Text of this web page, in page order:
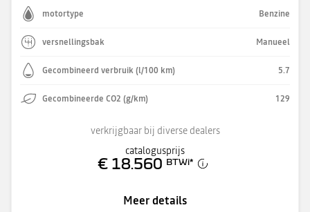
motortype Benzine
versnellingsbak Manueel
Gecombineerd verbruik (l/100 km) 5.7
Gecombineerde CO2 (g/km) 129
verkrijgbaar bij diverse dealers
catalogusprijs
€ 18.560 BTWi*
Meer details